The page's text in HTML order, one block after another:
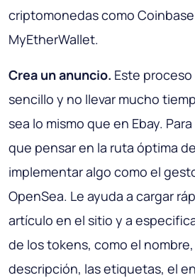
criptomonedas como
MyEtherWallet.
Crea un anuncio. Este
sencillo y no llevar mucho
sea lo mismo que en Ebay.
que pensar en la ruta óptima
implementar algo como el
OpenSea. Le ayuda a cargar
artículo en el sitio y a
de los tokens, como el
descripción, las etiquetas, el